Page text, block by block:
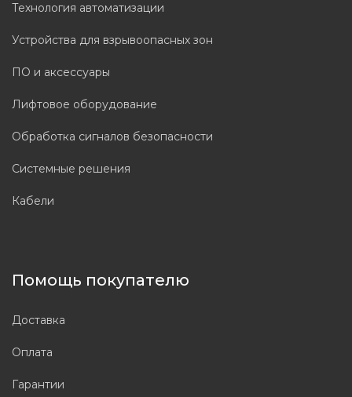
Технология автоматизации
Устройства для взрывоопасных зон
ПО и аксессуары
Лифтовое оборудование
Обработка сигналов безопасности
Системные решения
Кабели
Помощь покупателю
Доставка
Оплата
Гарантии